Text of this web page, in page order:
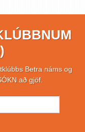
Betra náms og
að gjöf.